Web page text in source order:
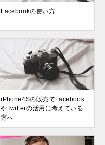
Facebookの使い方
iPhone4Sの販売でFacebook
やTwitterの活用に考えている
方へ